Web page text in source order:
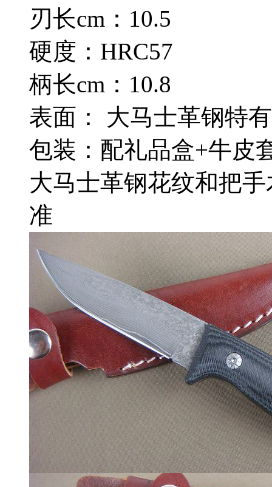
刃长cm：10.5
硬度：HRC57
柄长cm：10.8
表面： 大马士革钢特
包装：配礼品盒+牛皮
大马士革钢花纹和把
准